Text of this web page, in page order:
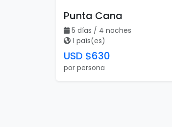
Punta Cana
5 días / 4 noches
1 país(es)
USD $630
por persona